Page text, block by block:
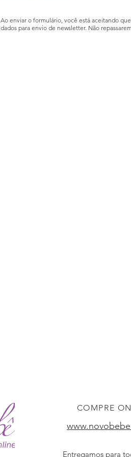
Ao enviar o formulário, você está aceitando
dados para envio de newsletter. Não
COMPRE
Entregamos para